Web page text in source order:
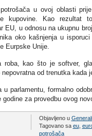
u ovoj oblasti
kupovine. Kao rezultat
EU, u odnosu na ukupnu
oko kašnjenja u
Eurpske Unije.
roba, kao što je softver,
od trenutka kada
u parlamentu, formalno
za provedbu ovog
Objavljeno u
Tagovano sa eu,
potrošača